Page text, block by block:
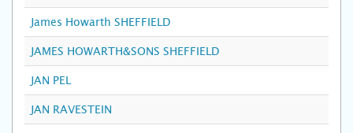
James Howarth SHEFFIELD
JAMES HOWARTH&SONS SHEFFIELD
JAN PEL
JAN RAVESTEIN